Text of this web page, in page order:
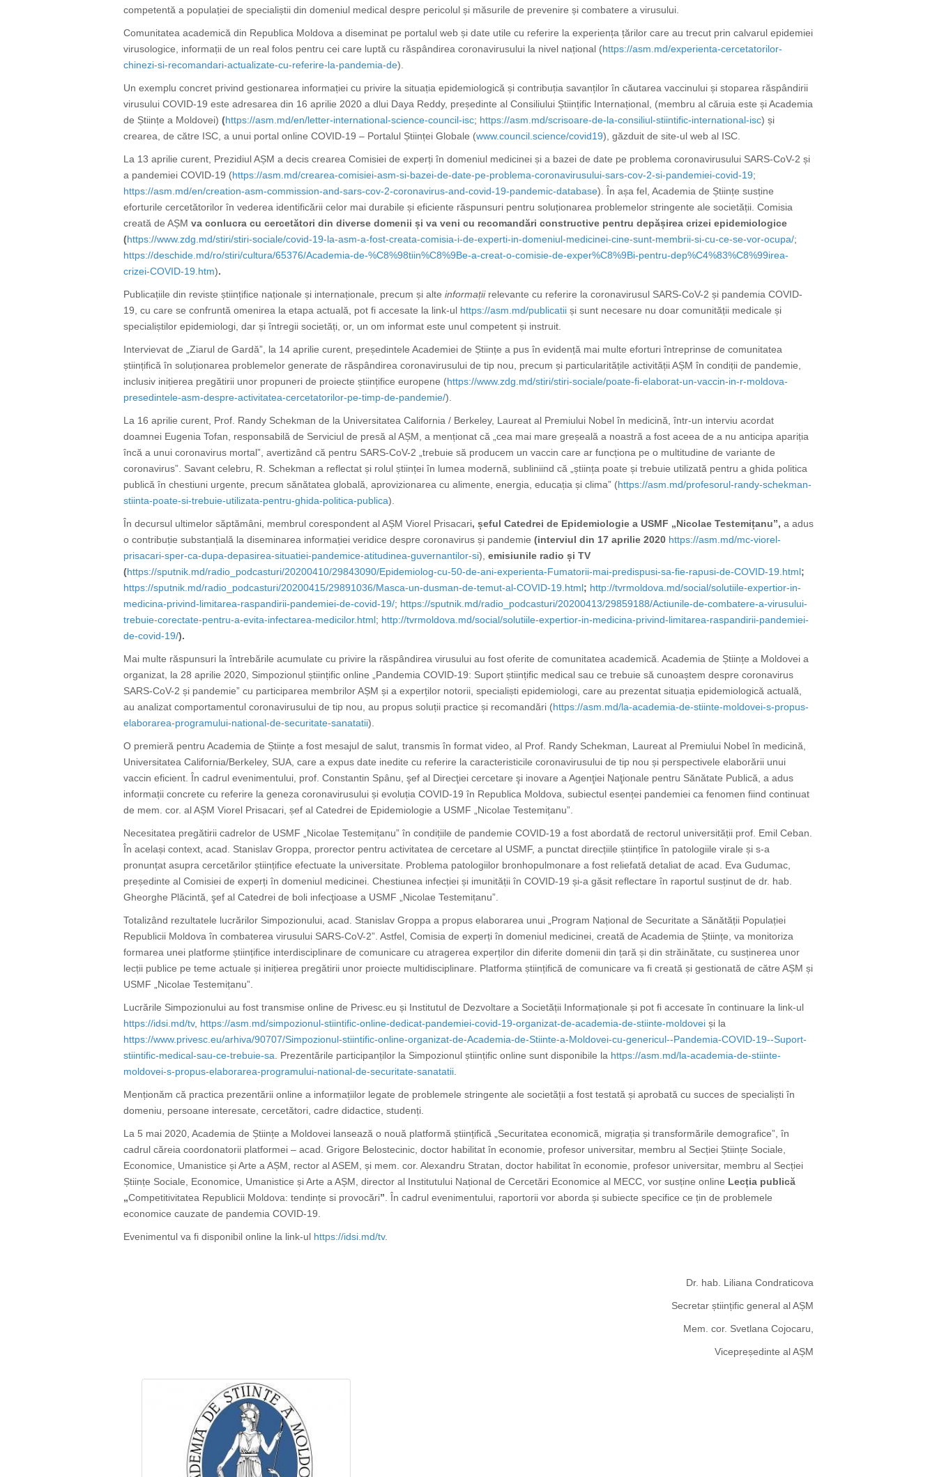
competentă a populației de specialiștii din domeniul medical despre pericolul și măsurile de prevenire și combatere a virusului.
Comunitatea academică din Republica Moldova a diseminat pe portalul web și date utile cu referire la experiența țărilor care au trecut prin calvarul epidemiei
virusologice, informații de un real folos pentru cei care luptă cu răspândirea coronavirusului la nivel național (https://asm.md/experienta-cercetatorilor-
chinezi-si-recomandari-actualizate-cu-referire-la-pandemia-de).
Un exemplu concret privind gestionarea informației cu privire la situația epidemiologică și contribuția savanților în căutarea vaccinului și stoparea răspândirii
virusului COVID-19 este adresarea din 16 aprilie 2020 a dlui Daya Reddy, președinte al Consiliului Științific Internațional, (membru al căruia este și Academia
de Științe a Moldovei) (https://asm.md/en/letter-international-science-council-isc; https://asm.md/scrisoare-de-la-consiliul-stiintific-international-isc) și
crearea, de către ISC, a unui portal online COVID-19 – Portalul Științei Globale (www.council.science/covid19) , găzduit de site-ul web al ISC.
La 13 aprilie curent, Prezidiul AȘM a decis crearea Comisiei de experți în domeniul medicinei și a bazei de date pe problema coronavirusului SARS-CoV-2 și
a pandemiei COVID-19 (https://asm.md/crearea-comisiei-asm-si-bazei-de-date-pe-problema-coronavirusului-sars-cov-2-si-pandemiei-covid-19;
https://asm.md/en/creation-asm-commission-and-sars-cov-2-coronavirus-and-covid-19-pandemic-database). În așa fel, Academia de Științe susține
eforturile cercetătorilor în vederea identificării celor mai durabile și eficiente răspunsuri pentru soluționarea problemelor stringente ale societății. Comisia
creată de AȘM va conlucra cu cercetători din diverse domenii și va veni cu recomandări constructive pentru depășirea crizei epidemiologice
(https://www.zdg.md/stiri/stiri-sociale/covid-19-la-asm-a-fost-creata-comisia-i-de-experti-in-domeniul-medicinei-cine-sunt-membrii-si-cu-ce-se-vor-ocupa/;
https://deschide.md/ro/stiri/cultura/65376/Academia-de-%C8%98tiin%C8%9Be-a-creat-o-comisie-de-exper%C8%9Bi-pentru-dep%C4%83%C8%99irea-
crizei-COVID-19.htm).
Publicațiile din reviste științifice naționale și internaționale, precum și alte informațiirelevante cu referire la coronavirusul SARS-CoV-2 și pandemia COVID-
19, cu care se confruntă omenirea la etapa actuală, pot fi accesate la link-ul https://asm.md/publicatii și sunt necesare nu doar comunității medicale și
specialiștilor epidemiologi, dar și întregii societăți, or, un om informat este unul competent și instruit
Intervievat de „Ziarul de Gardă”, la 14 aprilie curent, președintele Academiei de Științe a pus în evidență mai multe eforturi întreprinse de comunitatea
științifică în soluționarea problemelor generate de răspândirea coronavirusului de tip nou, precum și particularitățile activității AȘM în condiții de pandemie,
inclusiv inițierea pregătirii unor propuneri de proiecte științifice europene (https://www.zdg.md/stiri/stiri-sociale/poate-fi-elaborat-un-vaccin-in-r-moldova-
presedintele-asm-despre-activitatea-cercetatorilor-pe-timp-de-pandemie/).
La 16 aprilie curent, Prof. Randy Schekman de la Universitatea California / Berkeley, Laureat al Premiului Nobel în medicină, într-un interviu acordat
doamnei Eugenia Tofan, responsabilă de Serviciul de presă al AȘM, a menționat că „ cea mai mare greșeală a noastră a fost aceea de a nu anticipa apariția
încă a unui coronavirus mortal”, avertizând că pentru SARS-CoV-2 „trebuie să producem un vaccin care ar funcționa pe o multitudine de variante de
coronavirus”. Savant celebru, R. Schekman a reflectat și rolul științei în lumea modernă, subliniind că „știința poate și trebuie utilizată pentru a ghida politica
publică în chestiuni urgente, precum sănătatea globală, aprovizionarea cu alimente, energia, educația și clima” (https://asm.md/profesorul-randy-schekman-
stiinta-poate-si-trebuie-utilizata-pentru-ghida-politica-publica).
În decursul ultimelor săptămâni, membrul corespondent al AȘM Viorel Prisacari, șeful Catedrei de Epidemiologie a USMF „Nicolae Testemițanu”, a adus
o contribuție substanțială la diseminarea informației veridice despre coronavirus și pandemie (interviul din 17 aprilie 2020 https://asm.md/mc-viorel-
prisacari-sper-ca-dupa-depasirea-situatiei-pandemice-atitudinea-guvernantilor-si), emisiunile radio și TV
(https://sputnik.md/radio_podcasturi/20200410/29843090/Epidemiolog-cu-50-de-ani-experienta-Fumatorii-mai-predispusi-sa-fie-rapusi-de-COVID-19.html;
https://sputnik.md/radio_podcasturi/20200415/29891036/Masca-un-dusman-de-temut-al-COVID-19.html; http://tvrmoldova.md/social/solutiile-expertior-in-
medicina-privind-limitarea-raspandirii-pandemiei-de-covid-19/; https://sputnik.md/radio_podcasturi/20200413/29859188/Actiunile-de-combatere-a-virusului-
trebuie-corectate-pentru-a-evita-infectarea-medicilor.html; http://tvrmoldova.md/social/solutiile-expertior-in-medicina-privind-limitarea-raspandirii-pandemiei-
de-covid-19/).
Mai multe răspunsuri la întrebările acumulate cu privire la răspândirea virusului au fost oferite de comunitatea academică. Academia de Științe a Moldovei a
organizat, la 28 aprilie 2020, Simpozionul științific online „Pandemia COVID-19: Suport științific medical sau ce trebuie să cunoaștem despre coronavirus
SARS-CoV-2 și pandemie” cu participarea membrilor AȘM și a experților notorii, specialiști epidemiologi, care au prezentat situația epidemiologică actuală,
au analizat comportamentul coronavirusului de tip nou, au propus soluții practice și recomandări (https://asm.md/la-academia-de-stiinte-moldovei-s-propus-
elaborarea-programului-national-de-securitate-sanatatii).
O premieră pentru Academia de Științe a fost mesajul de salut, transmis în format video, al Prof. Randy Schekman, Laureat al Premiului Nobel în medicină,
Universitatea California/Berkeley, SUA, care a expus date inedite cu referire la caracteristicile coronavirusului de tip nou și perspectivele elaborării unui
vaccin eficient. În cadrul evenimentului, prof. Constantin Spânu, şef al Direcţiei cercetare şi inovare a Agenţiei Naţionale pentru Sănătate Publică, a adus
informații concrete cu referire la geneza coronavirusului și evoluția COVID-19 în Republica Moldova, subiectul esenței pandemiei ca fenomen fiind continuat
de mem. cor. al AȘM Viorel Prisacari, șef al Catedrei de Epidemiologie a USMF „Nicolae Testemițanu”
Necesitatea pregătirii cadrelor de USMF „Nicolae Testemițanu” în condițiile de pandemie COVID-19 a fost abordată de rectorul universității prof. Emil Ceban.
În același context, acad. Stanislav Groppa, prorector pentru activitatea de cercetare al USMF, a punctat direcțiile științifice în patologiile virale și s-a
pronunțat asupra cercetărilor științifice efectuate la universitate. Problema patologiilor bronhopulmonare a fost reliefată detaliat de acad. Eva Gudumac,
președinte al Comisiei de experți în domeniul medicinei. Chestiunea infecției și imunității în COVID-19 și-a găsit reflectare în raportul susținut de dr. hab.
Gheorghe Plăcintă, şef al Catedrei de boli infecţioase a USMF „Nicolae Testemițanu”.
Totalizând rezultatele lucrărilor Simpozionului, acad. Stanislav Groppa a propus elaborarea unui „Program Național de Securitate a Sănătății Populației
Republicii Moldova în combaterea virusului SARS-CoV-2”. Astfel, Comisia de experți în domeniul medicinei , creată de Academia de Științe, va monitoriza
formarea unei platforme științifice interdisciplinare de comunicare cu atragerea experților din diferite domenii din țară și din străinătate, cu susținerea unor
lecții publice pe teme actuale și inițierea pregătirii unor proiecte multidisciplinare. Platforma științifică de comunicare va fi creată și gestionată de către AȘM și
USMF „ Nicolae Testemițanu”.
Lucrările Simpozionului au fost transmise online de Privesc.eu și Institutul de Dezvoltare a Societății Informaționale și pot fi accesate în continuare la link-ul
https://idsi.md/tv, https://asm.md/simpozionul-stiintific-online-dedicat-pandemiei-covid-19-organizat-de-academia-de-stiinte-moldovei și la
https://www.privesc.eu/arhiva/90707/Simpozionul-stiintific-online-organizat-de-Academia-de-Stiinte-a-Moldovei-cu-genericul--Pandemia-COVID-19--Suport-
stiintific-medical-sau-ce-trebuie-sa . Prezentările participanților la Simpozionul științific online sunt disponibile la https://asm.md/la-academia-de-stiinte-
moldovei-s-propus-elaborarea-programului-national-de-securitate-sanatatii
Menționăm că practica prezentării online a informațiilor legate de problemele stringente ale societății a fost testată și aprobată cu succes de specialiști în
domeniu, persoane interesate, cercetători, cadre didactice, studenți.
L a 5 mai 2020, Academia de Științe a Moldovei lansează o nouă platformă științifică
„Securitatea economică, migrația și transformările demografice”, în
cadrul căreia coordonatorii platformei – acad. Grigore Belostecinic, doctor habilitat în economie, profesor universitar, membru al Secției Științe Sociale,
Economice, Umanistice și Arte a AȘM, rector al ASEM, și mem. cor. Alexandru Stratan, doctor habilitat în economie, profesor universitar, membru al Secției
Științe Sociale, Economice, Umanistice și Arte a AȘM, director al Institutului Național de Cercetări Economice al MECC , vor susține online Lecția publică
„Competitivitatea Republicii Moldova: tendințe si provocări” . În cadrul evenimentului, raportorii vor aborda și subiecte specifice ce țin de problemele
economice cauzate de pandemia COVID-19.
Evenimentul va fi disponibil online la link-ul https://idsi.md/tv.
Dr. hab. Liliana Condraticova
Secretar științific general al AȘM
Mem. cor. Svetlana Cojocaru,
Vicepreședinte al AȘM